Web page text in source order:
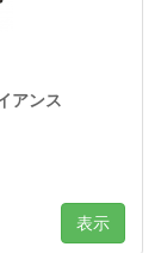
アンス
表示